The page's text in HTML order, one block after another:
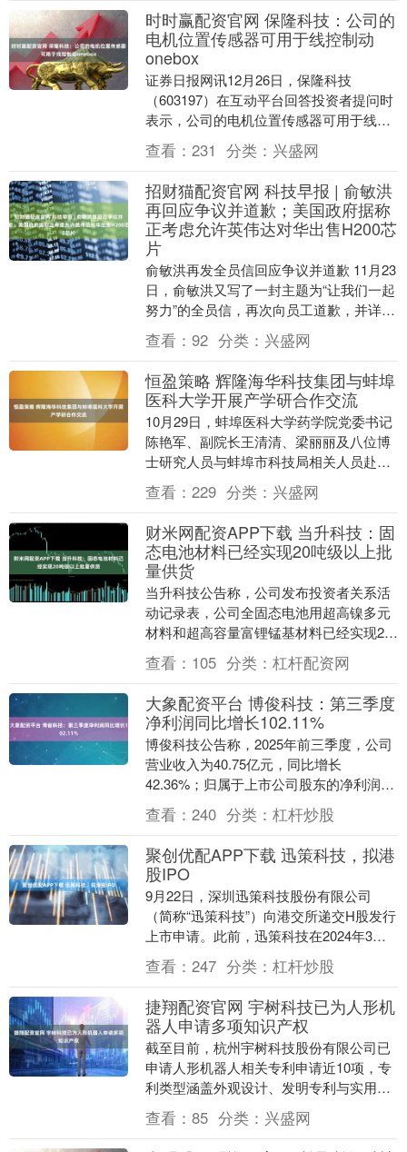
时时赢配资官网 保隆科技：公司的
电机位置传感器可用于线控制动
onebox
证券日报网讯12月26日，保隆科技
（603197）在互动平台回答投资者提问时
表示，公司的电机位置传感器可用于线控
制动onebox。....
查看： 231 分类： 兴盛网
招财猫配资官网 科技早报 | 俞敏洪
再回应争议并道歉；美国政府据称
正考虑允许英伟达对华出售H200芯
片
俞敏洪再发全员信回应争议并道歉 11月23
日，俞敏洪又写了一封主题为“让我们一起
努力”的全员信，再次向员工道歉，并详细
解释了自己写信的缘由和初衷。俞敏洪首
先向员....
查看： 92 分类： 兴盛网
恒盈策略 辉隆海华科技集团与蚌埠
医科大学开展产学研合作交流
10月29日，蚌埠医科大学药学院党委书记
陈艳军、副院长王清清、梁丽丽及八位博
士研究人员与蚌埠市科技局相关人员赴辉
隆海华科技开展产学研合作交流。辉隆海
华科技集团相....
查看： 229 分类： 兴盛网
财米网配资APP下载 当升科技：固
态电池材料已经实现20吨级以上批
量供货
当升科技公告称，公司发布投资者关系活
动记录表，公司全固态电池用超高镍多元
材料和超高容量富锂锰基材料已经实现20
吨级以上批量供货。其中，全固态专用的
高镍多元材料在....
查看： 105 分类： 杠杆配资网
大象配资平台 博俊科技：第三季度
净利润同比增长102.11%
博俊科技公告称，2025年前三季度，公司
营业收入为40.75亿元，同比增长
42.36%；归属于上市公司股东的净利润为
6.27亿元，同比增长70.47%。第三季度....
查看： 240 分类： 杠杆炒股
聚创优配APP下载 迅策科技，拟港
股IPO
9月22日，深圳迅策科技股份有限公司
（简称“迅策科技”）向港交所递交H股发行
上市申请。此前，迅策科技在2024年3月
12日以及2024年9月12日两次申请港股
上....
查看： 247 分类： 杠杆炒股
捷翔配资官网 宇树科技已为人形机
器人申请多项知识产权
截至目前，杭州宇树科技股份有限公司已
申请人形机器人相关专利申请近10项，专
利类型涵盖外观设计、发明专利与实用新
型，具体包括“一种人形机器人足和一种人
形机器人”“....
查看： 85 分类： 兴盛网